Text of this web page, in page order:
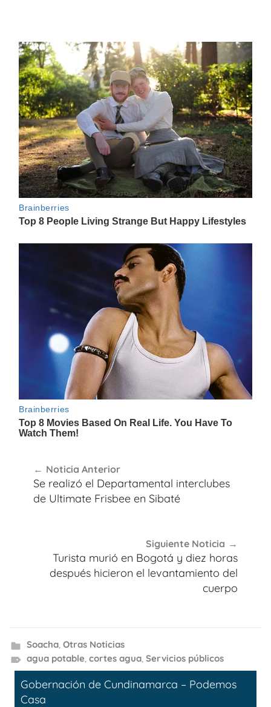
de
entradas
Noticia Anterior
Se realizó el Departamental interclubes
de Ultimate Frisbee en Sibaté
Siguiente Noticia
Turista murió en Bogotá y diez horas
después hicieron el levantamiento del
cuerpo
Soacha, Otras Noticias
agua potable, cortes agua, Servicios públicos
Gobernación de Cundinamarca – Podemos
Casa